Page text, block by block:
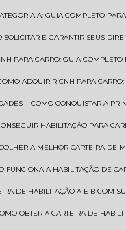
A: GUIA COMPLETO
SOLICITAR E GARANTIR SEUS
CNH PARA CARRO: GUIA
COMO ADQUIRIR CNH PARA
COMO CONQUISTAR A
HABILITAÇÃO PARA
A MELHOR CARTEIRA DE
FUNCIONA A HABILITAÇÃO DE
DE HABILITAÇÃO A E B COM
COMO OBTER A CARTEIRA DE